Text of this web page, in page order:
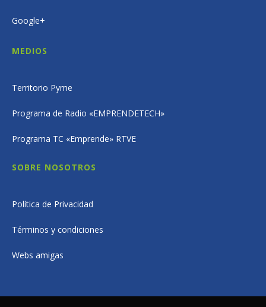
Google+
MEDIOS
Territorio Pyme
Programa de Radio «EMPRENDETECH»
Programa TC «Emprende» RTVE
SOBRE NOSOTROS
Política de Privacidad
Términos y condiciones
Webs amigas